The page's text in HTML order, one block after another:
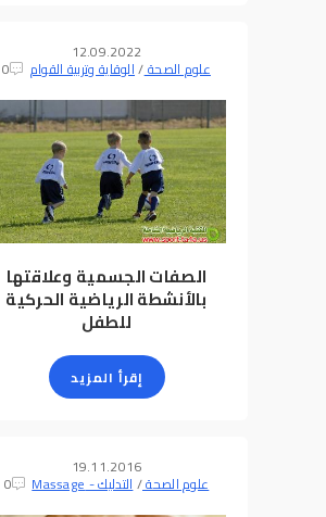
12.09.2022
علوم الصحة/الوقاية وتربية القوام 0
الصفات الجسمية وعلاقتها
بالأنشطة الرياضية الحركية
للطفل
إقرأ المزيد
19.11.2016
علوم الصحة/التدليك - Massage 0